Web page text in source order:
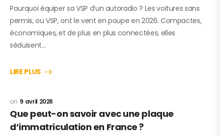
Pourquoi équiper sa VSP d’un autoradio ? Les voitures sans
permis, ou VSP, ont le vent en poupe en 2026. Compactes,
économiques, et de plus en plus connectées, elles
séduisent…
LIRE PLUS
9 avril 2026
Que peut-on savoir avec une plaque
d’immatriculation en France ?